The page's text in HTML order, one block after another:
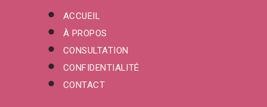
ACCUEIL
À PROPOS
CONSULTATION
CONFIDENTIALITÉ
CONTACT